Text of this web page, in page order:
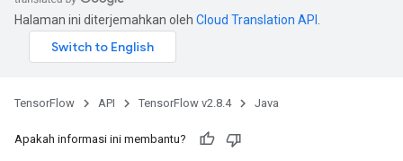
Halaman ini diterjemahkan oleh Cloud Translation API
TensorFlow API TensorFlow v2.8.4 Java
Apakah informasi ini membantu?